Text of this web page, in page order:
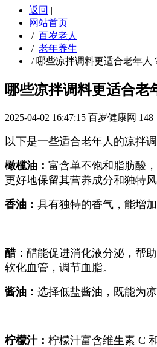
返回 |
网站首页
/ 百岁老人
/ 老年养生
/ 哪些凉拌调料更适合老年人
哪些凉拌调料更适合老
2025-04-02 16:47:15 百岁健康网 148
以下是一些适合老年人的凉拌调
橄榄油： 富含单不饱和脂肪酸
更好地保留其营养成分和独特风
香油： 具有独特的香气，能增
醋： 醋能促进消化液分泌，帮
软化血管，调节血脂。
酱油： 选择低盐酱油，既能为
柠檬汁： 柠檬汁富含维生素 C